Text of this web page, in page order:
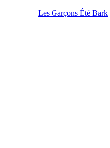
Les Garçons Été Bark